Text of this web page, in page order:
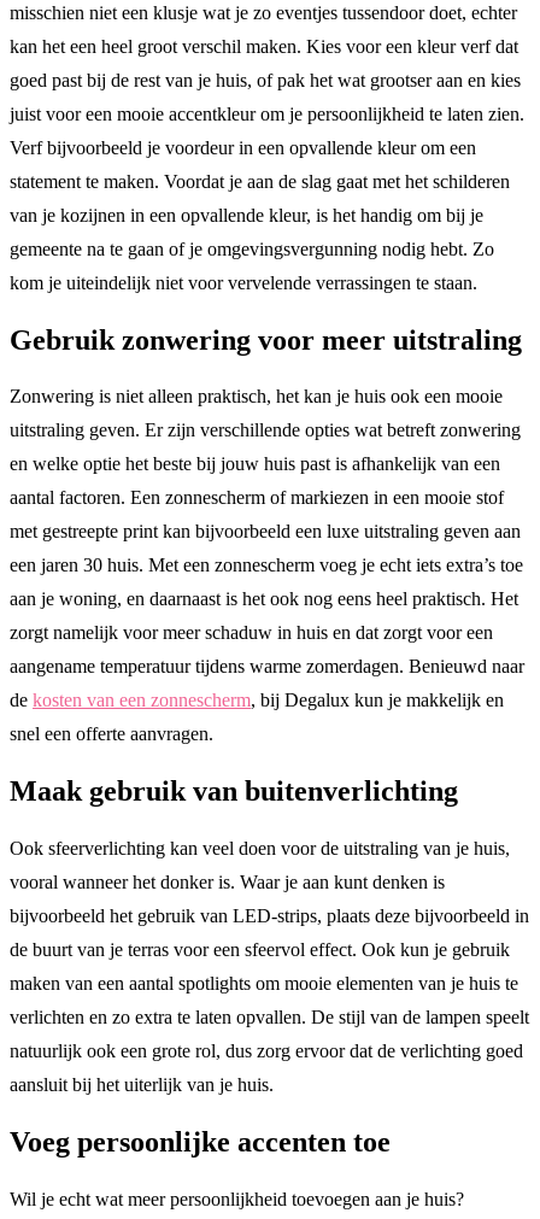
misschien niet een klusje wat je zo eventjes tussendoor doet, echter
kan het een heel groot verschil maken. Kies voor een kleur verf dat
goed past bij de rest van je huis, of pak het wat grootser aan en kies
juist voor een mooie accentkleur om je persoonlijkheid te laten zien.
Verf bijvoorbeeld je voordeur in een opvallende kleur om een
statement te maken. Voordat je aan de slag gaat met het schilderen
van je kozijnen in een opvallende kleur, is het handig om bij je
gemeente na te gaan of je omgevingsvergunning nodig hebt. Zo
kom je uiteindelijk niet voor vervelende verrassingen te staan.
Gebruik zonwering voor meer uitstraling
Zonwering is niet alleen praktisch, het kan je huis ook een mooie
uitstraling geven. Er zijn verschillende opties wat betreft zonwering
en welke optie het beste bij jouw huis past is afhankelijk van een
aantal factoren. Een zonnescherm of markiezen in een mooie stof
met gestreepte print kan bijvoorbeeld een luxe uitstraling geven aan
een jaren 30 huis. Met een zonnescherm voeg je echt iets extra’s toe
aan je woning, en daarnaast is het ook nog eens heel praktisch. Het
zorgt namelijk voor meer schaduw in huis en dat zorgt voor een
aangename temperatuur tijdens warme zomerdagen. Benieuwd naar
de kosten van een zonnescherm, bij Degalux kun je makkelijk en
snel een offerte aanvragen.
Maak gebruik van buitenverlichting
Ook sfeerverlichting kan veel doen voor de uitstraling van je huis,
vooral wanneer het donker is. Waar je aan kunt denken is
bijvoorbeeld het gebruik van LED-strips, plaats deze bijvoorbeeld in
de buurt van je terras voor een sfeervol effect. Ook kun je gebruik
maken van een aantal spotlights om mooie elementen van je huis te
verlichten en zo extra te laten opvallen. De stijl van de lampen speelt
natuurlijk ook een grote rol, dus zorg ervoor dat de verlichting goed
aansluit bij het uiterlijk van je huis.
Voeg persoonlijke accenten toe
Wil je echt wat meer persoonlijkheid toevoegen aan je huis?